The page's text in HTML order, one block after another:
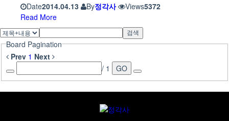
Date2014.04.13 By정각사 Views5372
Read More
검색
Board Pagination
Prev 1 Next
/ 1
GO